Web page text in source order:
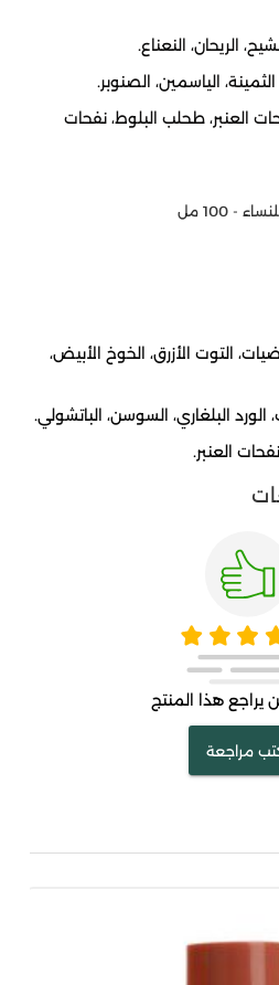
الريحان، النعناع.
الياسمين، الصنوبر.
العنبر، طحلب البلوط، نفحات
- 100 مل
التوت الأزرق، الخوخ الأبيض،
البلغاري، السوسن، الباتشولي.
العنبر.
يراجع هذا المنتج
مراجعة